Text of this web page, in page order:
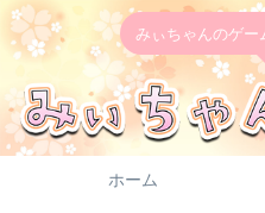
みぃちゃんのゲー
ホーム